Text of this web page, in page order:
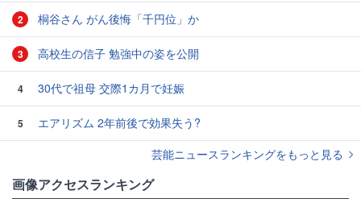
2 桐谷さん がん後悔「千円位」か
3 高校生の信子 勉強中の姿を公開
4 30代で祖母 交際1カ月で妊娠
5
エアリズム 2年前後で効果失う?
芸能ニュースランキングをもっと見る
画像アクセスランキング